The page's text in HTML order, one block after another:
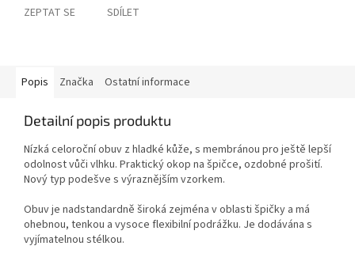
ZEPTAT SE SDÍLET
Popis Značka Ostatní informace
Detailní popis produktu
Nízká celoroční obuv z hladké kůže, s membránou pro ještě lepší
odolnost vůči vlhku. Praktický okop na špičce, ozdobné prošití.
Nový typ podešve s výraznějším vzorkem.
Obuv je nadstandardně široká zejména v oblasti špičky a má
ohebnou, tenkou a vysoce flexibilní podrážku. Je dodávána s
vyjímatelnou stélkou.